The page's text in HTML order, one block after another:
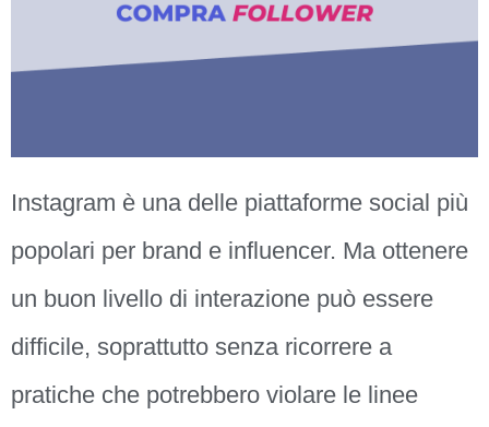
Instagram è una delle piattaforme social più
popolari per brand e influencer. Ma ottenere
un buon livello di interazione può essere
difficile, soprattutto senza ricorrere a
pratiche che potrebbero violare le linee